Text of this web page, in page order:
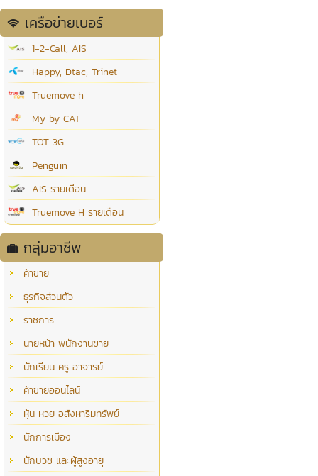
เครือข่ายเบอร์
1-2-Call, AIS
Happy, Dtac, Trinet
Truemove h
My by CAT
TOT 3G
Penguin
AIS รายเดือน
Truemove H รายเดือน
กลุ่มอาชีพ
ค้าขาย
ธุรกิจส่วนตัว
ราชการ
นายหน้า พนักงานขาย
นักเรียน ครู อาจารย์
ค้าขายออนไลน์
หุ้น หวย อสังหาริมทรัพย์
นักการเมือง
นักบวช และผู้สูงอายุ